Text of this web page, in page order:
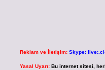
Reklam ve İletişim: Skype:
Yasal Uyarı: Bu internet sitesi,